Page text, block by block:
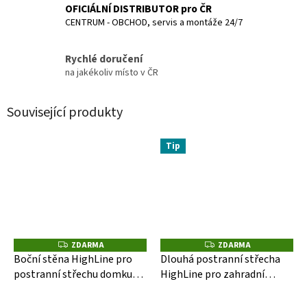
OFICIÁLNÍ DISTRIBUTOR pro ČR
CENTRUM - OBCHOD, servis a montáže 24/7
Rychlé doručení
na jakékoliv místo v ČR
Související produkty
Z
D
A
R
ZDARMA
Boční stěna HighLine pro
postranní střechu domku
Tip
Z
D
A
R
ZDARMA
Dlouhá postranní střecha
HighLine pro zahradní